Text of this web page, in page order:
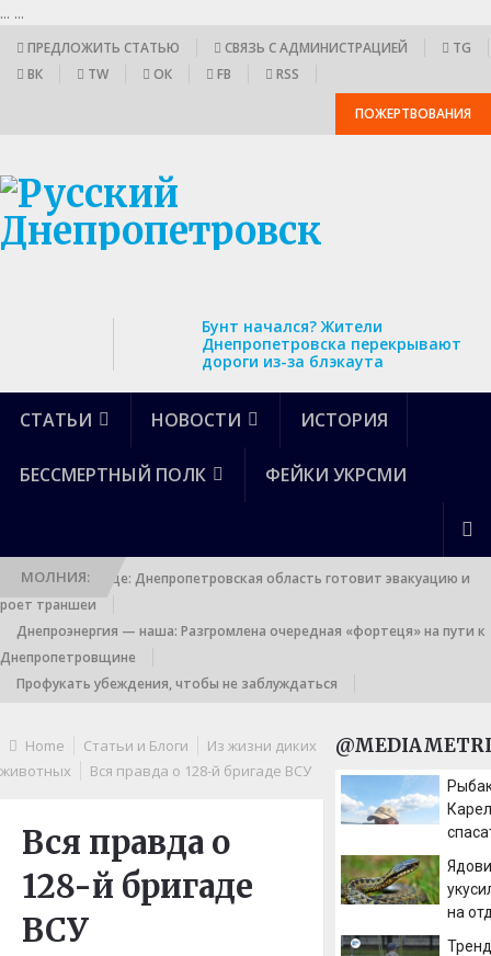
... ...
ПРЕДЛОЖИТЬ СТАТЬЮ СВЯЗЬ С АДМИНИСТРАЦИЕЙ
TG
ВК
TW ОК FB RSS
ПОЖЕРТВОВАНИЯ
Бунт начался? Жители
Днепропетровска перекрывают
дороги из-за блэкаута
СТАТЬИ НОВОСТИ ИСТОРИЯ
БЕССМЕРТНЫЙ ПОЛК ФЕЙКИ УКРСМИ
МОЛНИЯ:
Выход к границе: Днепропетровская область готовит эвакуацию и
роет траншеи
Днепроэнергия — наша: Разгромлена очередная «фортеця» на пути к
Днепропетровщине
Профукать убеждения, чтобы не заблуждаться
Home Статьи и Блоги
Из жизни диких
животных
Вся правда о 128-й бригаде ВСУ
Вся правда о
128-й бригаде
ВСУ
на